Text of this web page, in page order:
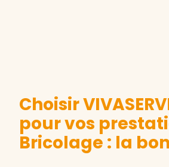
Choisir
pour vos
Bricolage : la